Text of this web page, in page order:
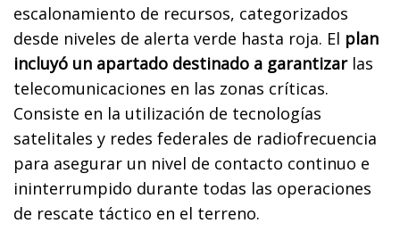
escalonamiento de recursos, categorizados
desde niveles de alerta verde hasta roja. El plan
incluyó un apartado destinado a garantizarlas
telecomunicaciones en las zonas críticas.
Consiste en la utilización de tecnologías
satelitales y redes federales de radiofrecuencia
para asegurar un nivel de contacto continuo e
ininterrumpido durante todas las operaciones
de rescate táctico en el terreno.